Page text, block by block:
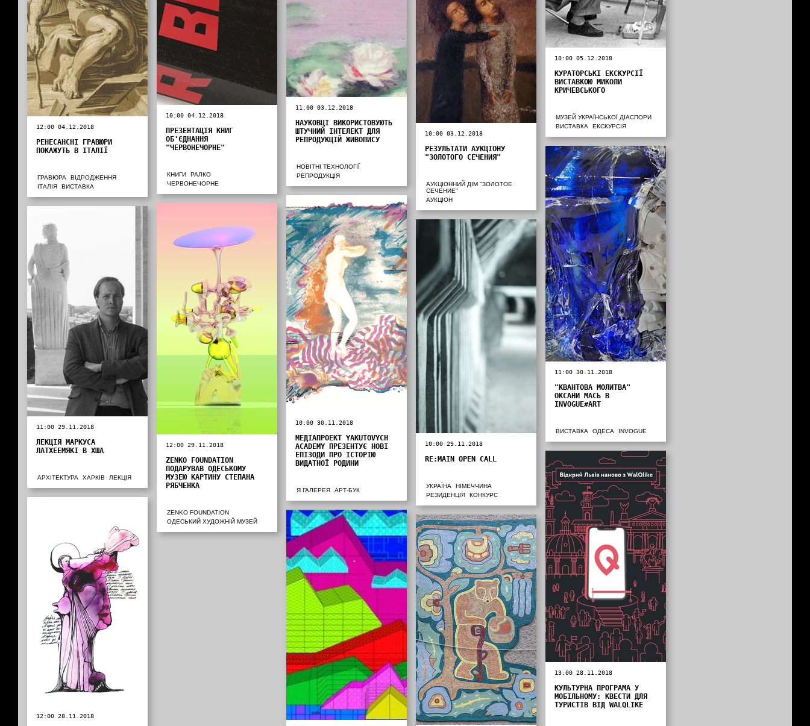
10:00 05.12.2018
КУРАТОРСЬКІ ЕКСКУРСІЇ
ВИСТАВКОЮ МИКОЛИ
КРИЧЕВСЬКОГО
МУЗЕЙ УКРАЇНСЬКОЇ ДІАСПОРИ
ВИСТАВКА
ЕКСКУРСІЯ
12:00 04.12.2018
РЕНЕСАНСНІ ГРАВЮРИ
ПОКАЖУТЬ В ІТАЛІЇ
ГРАВЮРА
ВІДРОДЖЕННЯ
ІТАЛІЯ
ВИСТАВКА
10:00 04.12.2018
ПРЕЗЕНТАЦІЯ КНИГ
ОБ'ЄДНАННЯ
"ЧЕРВОНЕЧОРНЕ"
КНИГИ
РАЛКО
ЧЕРВОНЕЧОРНЕ
11:00 03.12.2018
НАУКОВЦІ ВИКОРИСТОВУЮТЬ
ШТУЧНИЙ ІНТЕЛЕКТ ДЛЯ
РЕПРОДУКЦІЙ ЖИВОПИСУ
НОВІТНІ ТЕХНОЛОГІЇ
РЕПРОДУКЦІЯ
10:00 03.12.2018
РЕЗУЛЬТАТИ АУКЦІОНУ
"ЗОЛОТОГО СЕЧЕНИЯ"
АУКЦІОННИЙ ДІМ "ЗОЛОТОЕ
СЕЧЕНИЕ"
АУКЦІОН
11:00 30.11.2018
"КВАНТОВА МОЛИТВА"
ОКСАНИ МАСЬ В
INVOGUE#ART
ВИСТАВКА ОДЕСА INVOGUE
10:00 30.11.2018
МЕДІАПРОЕКТ YAKUTOVYCH
ACADEMY ПРЕЗЕНТУЄ НОВІ
ЕПІЗОДИ ПРО ІСТОРІЮ
ВИДАТНОЇ РОДИНИ
Я ГАЛЕРЕЯ АРТ-БУК
12:00 29.11.2018
ZENKO FOUNDATION
ПОДАРУВАВ ОДЕСЬКОМУ
МУЗЕЮ КАРТИНУ СТЕПАНА
РЯБЧЕНКА
ZENKO FOUNDATION
ОДЕСЬКИЙ ХУДОЖНІЙ МУЗЕЙ
11:00 29.11.2018
ЛЕКЦІЯ МАРКУСА
ЛАТХЕЕМЯКІ В ХША
АРХІТЕКТУРА ХАРКІВ ЛЕКЦІЯ
10:00 29.11.2018
RE:MAIN OPEN CALL
УКРАЇНА
НІМЕЧЧИНА
РЕЗИДЕНЦІЯ
КОНКУРС
13:00 28.11.2018
КУЛЬТУРНА ПРОГРАМА У
МОБІЛЬНОМУ: КВЕСТИ ДЛЯ
ТУРИСТІВ ВІД WALQLIKE
12:00 28.11.2018